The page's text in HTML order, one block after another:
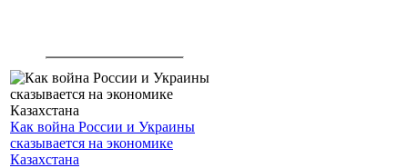
Как война России и Украины
сказывается на экономике
Казахстана